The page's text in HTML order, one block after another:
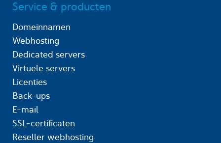
Service & producten
Domeinnamen
Webhosting
Dedicated servers
Virtuele servers
Licenties
Back-ups
E-mail
SSL-certificaten
Reseller webhosting